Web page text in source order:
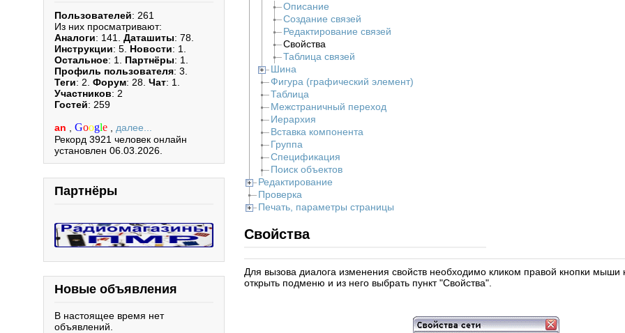
Пользователей: 261
Из них просматривают:
Аналоги: 141. Даташиты: 78.
Инструкции: 5. Новости: 1.
Остальное: 1. Партнёры: 1.
Профиль пользователя: 3.
Теги: 2. Форум: 28. Чат: 1.
Участников: 2
Гостей: 259
an Google
далее...
Рекорд 3921 человек онлайн
установлен 06.03.2026.
Партнёры
Новые объявления
В настоящее время нет
объявлений.
Описание
Создание связей
Редактирование связей
Свойства
Таблица связей
Шина
Фигура (графический элемент)
Таблица
Межстраничный переход
Иерархия
Вставка компонента
Группа
Спецификация
Поиск объектов
Редактирование
Проверка
Печать, параметры страницы
Свойства
Для вызова диалога изменения свойств необходимо кликом правой кнопки мыши
открыть подменю и из него выбрать пункт "Свойства".